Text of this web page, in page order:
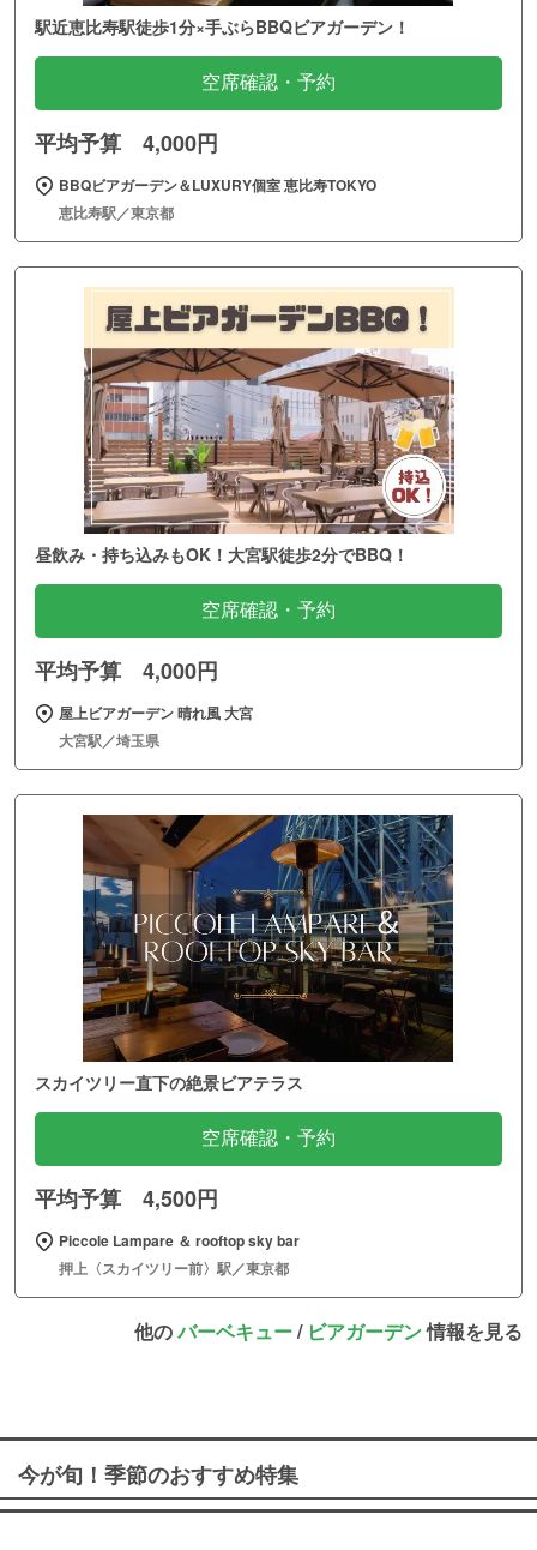
駅近恵比寿駅徒歩1分×手ぶらBBQビアガーデン！
空席確認・予約
平均予算 4,000円
BBQビアガーデン＆LUXURY個室 恵比寿TOKYO
恵比寿駅／東京都
昼飲み・持ち込みもOK！大宮駅徒歩2分でBBQ！
空席確認・予約
平均予算 4,000円
屋上ビアガーデン 晴れ風 大宮
大宮駅／埼玉県
スカイツリー直下の絶景ビアテラス
空席確認・予約
平均予算 4,500円
Piccole Lampare ＆ rooftop sky bar
押上〈スカイツリー前〉駅／東京都
他のバーベキュー/ ビアガーデン情報を見る
今が旬！季節のおすすめ特集